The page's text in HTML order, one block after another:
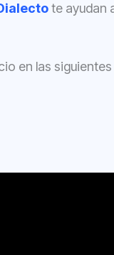
te ayudan
en las